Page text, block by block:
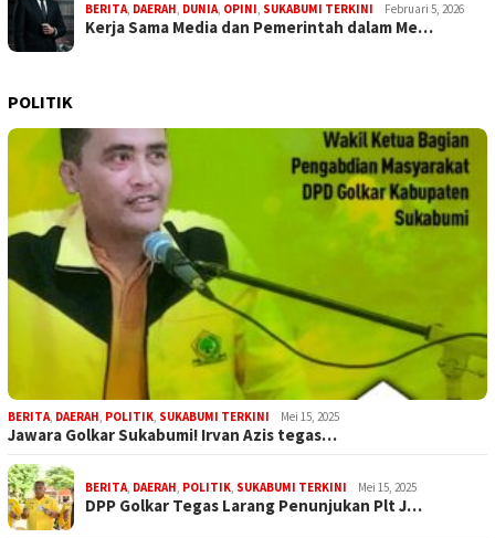
BERITA, DAERAH, DUNIA, OPINI, SUKABUMI TERKINI Februari 5, 2026
Kerja Sama Media dan Pemerintah dalam Me…
POLITIK
BERITA, DAERAH, POLITIK, SUKABUMI TERKINI Mei 15, 2025
Jawara Golkar Sukabumi! Irvan Azis tegas…
BERITA, DAERAH, POLITIK, SUKABUMI TERKINI Mei 15, 2025
DPP Golkar Tegas Larang Penunjukan Plt J…